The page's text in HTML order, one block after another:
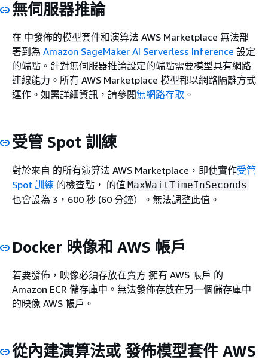
無伺服器推論
在 中發佈的模型套件和演算法 AWS Marketplace 無法部
署到為 Amazon SageMaker AI Serverless Inference 設定
的端點。針對無伺服器推論設定的端點需要模型具有網路
連線能力。所有 AWS Marketplace 模型都以網路隔離方式
運作。如需詳細資訊，請參閱無網路存取 。
受管 Spot 訓練
對於來自 的所有演算法 AWS Marketplace，即使實作受管
Spot 訓練 的檢查點， 的值 MaxWaitTimeInSeconds
也會設為 3，600 秒 (60 分鐘）。無法調整此值。
Docker 映像和 AWS 帳戶
若要發佈，映像必須存放在賣方 擁有 AWS 帳戶 的
Amazon ECR 儲存庫中。無法發佈存放在另一個儲存庫中
的映像 AWS 帳戶。
從內建演算法或 發佈模型套件 AWS